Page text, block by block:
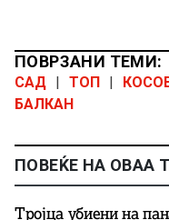
ПОВРЗАНИ ТЕМИ:
САД ТОП
БАЛКАН
ПОВЕЌЕ НА ОВАА
Тројца убиени на